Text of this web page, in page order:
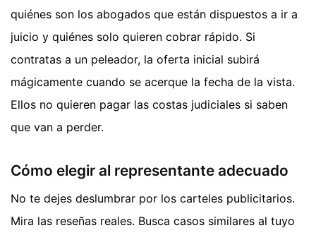
quiénes son los abogados que están dispuestos a ir a
juicio y quiénes solo quieren cobrar rápido. Si
contratas a un peleador, la oferta inicial subirá
mágicamente cuando se acerque la fecha de la vista.
Ellos no quieren pagar las costas judiciales si saben
que van a perder.
Cómo elegir al representante adecuado
No te dejes deslumbrar por los carteles publicitarios.
Mira las reseñas reales. Busca casos similares al tuyo